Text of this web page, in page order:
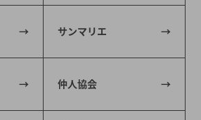
サンマリエ
仲人協会